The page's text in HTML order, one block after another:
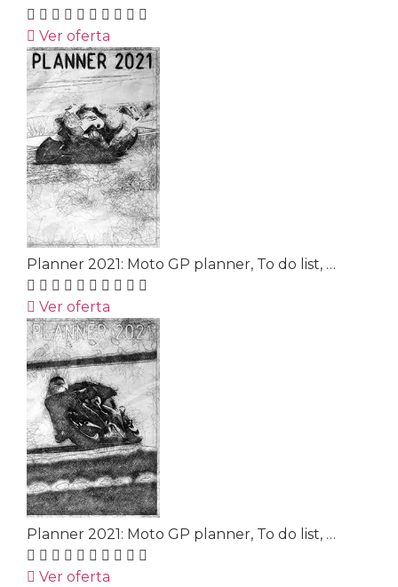
Ver oferta
Planner 2021: Moto GP planner, To do list, …
Ver oferta
Planner 2021: Moto GP planner, To do list, …
Ver oferta